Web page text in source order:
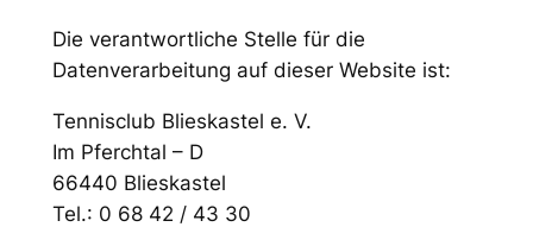
Die verantwortliche Stelle für die
Datenverarbeitung auf dieser Website ist:
Tennisclub Blieskastel e. V.
Im Pferchtal – D
66440 Blieskastel
Tel.: 0 68 42 / 43 30